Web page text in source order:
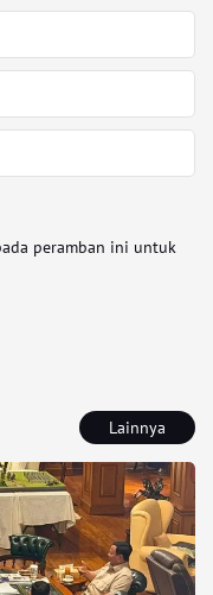
peramban ini untuk
Lainnya